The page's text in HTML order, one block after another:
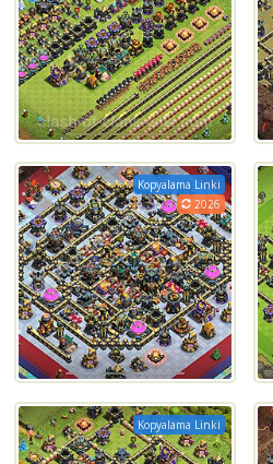
Kopyalama Linki
2026
Kopyalama Linki